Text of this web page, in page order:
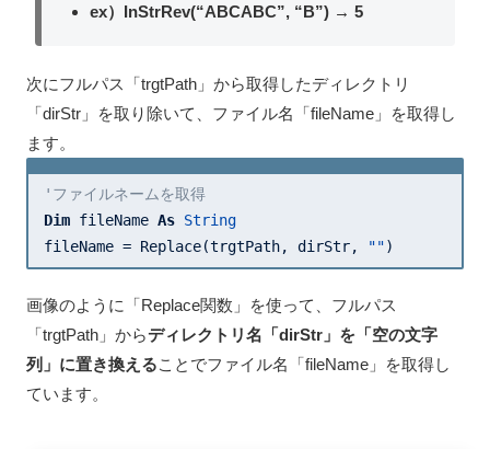
ex）InStrRev(“ABCABC”, “B”) → 5
次にフルパス「trgtPath」から取得したディレクトリ
「dirStr」を取り除いて、ファイル名「fileName」を取得し
ます。
'ファイルネームを取得
Dim fileName As String
fileName = Replace(trgtPath, dirStr,
"")
画像のように「Replace関数」を使って、フルパス
「trgtPath」からディレクトリ名「dirStr」を「空の文字
列」に置き換えることでファイル名「fileName」を取得し
ています。